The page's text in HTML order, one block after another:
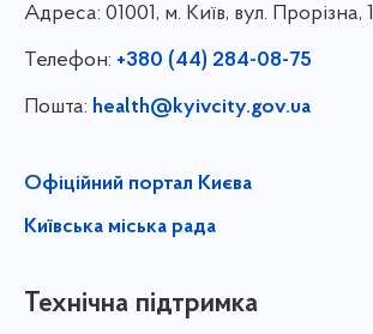
Адреса: 01001, м. Київ, вул. Прорізна,
Телефон: +380 (44) 284-08-75
Пошта: health@kyivcity.gov.ua
Офіційний портал Києва
Київська міська рада
Технічна підтримка